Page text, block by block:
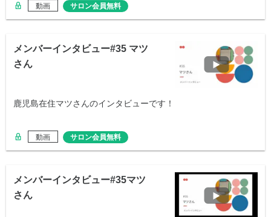
動画 サロン会員無料
メンバーインタビュー#35 マツ
さん
鹿児島在住マツさんのインタビューです！
動画 サロン会員無料
メンバーインタビュー#35マツ
さん